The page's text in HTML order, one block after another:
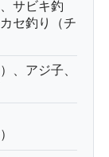
サビキ釣
セ釣り（チ
、アジ子、